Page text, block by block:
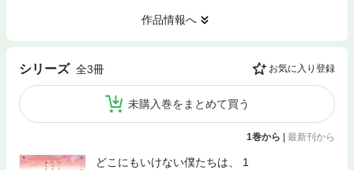
作品情報へ
シリーズ 全3冊 お気に入り登録
未購入巻をまとめて買う
1巻から 最新刊から
どこにもいけない僕たちは、 1